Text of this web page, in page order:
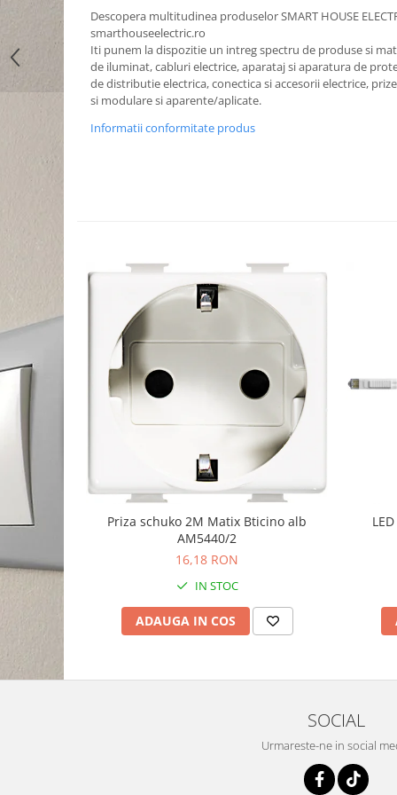
Descopera multitudinea produselor SMART HOUSE
smarthouseelectric.ro
Iti punem la dispozitie un intreg spectru de produse si
de iluminat, cabluri electrice, aparataj si aparatura de
de distributie electrica, conectica si accesorii electrice,
si modulare si aparente/aplicate.
Informatii conformitate produs
Priza schuko 2M Matix Bticino alb
AM5440/2
16,18 RON
IN STOC
ADAUGA IN COS
SOCIAL
Urmareste-ne in social